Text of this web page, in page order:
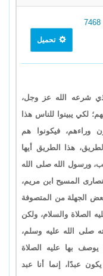
تحميل
شرعه الله عز وجل،
لكي يبينوا للناس هذا
وراءهم، فيكونوا هم
هذا الطريق أيها
ورسول الله صلى الله
المسيح ابن مريم،
الجهلة من المتصوفة
والسلام، ولكن
صلى الله عليه وسلم،
بها عليه الصلاة
عبدًا، إنما أنا عبد